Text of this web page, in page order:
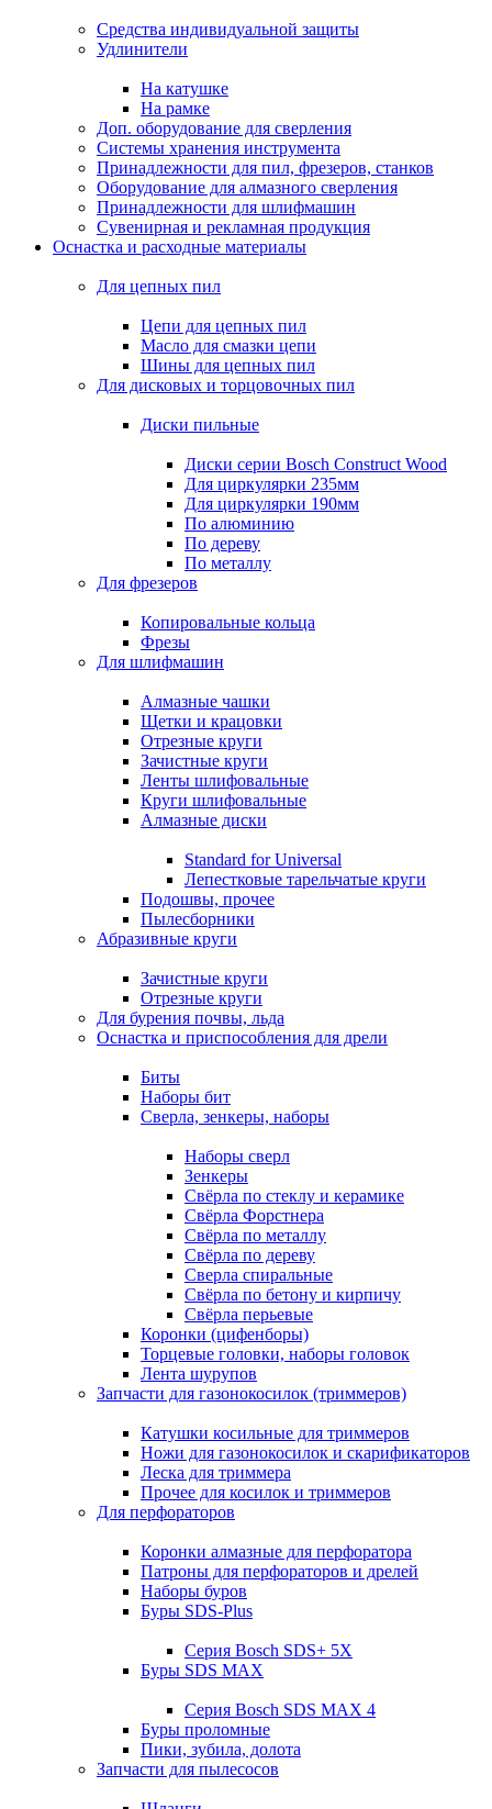
Средства индивидуальной защиты
Удлинители
На катушке
На рамке
Доп. оборудование для сверления
Системы хранения инструмента
Принадлежности для пил, фрезеров, станков
Оборудование для алмазного сверления
Принадлежности для шлифмашин
Сувенирная и рекламная продукция
Оснастка и расходные материалы
Для цепных пил
Цепи для цепных пил
Масло для смазки цепи
Шины для цепных пил
Для дисковых и торцовочных пил
Диски пильные
Диски серии Bosch Construct Wood
Для циркулярки 235мм
Для циркулярки 190мм
По алюминию
По дереву
По металлу
Для фрезеров
Копировальные кольца
Фрезы
Для шлифмашин
Алмазные чашки
Щетки и крацовки
Отрезные круги
Зачистные круги
Ленты шлифовальные
Круги шлифовальные
Алмазные диски
Standard for Universal
Лепестковые тарельчатые круги
Подошвы, прочее
Пылесборники
Абразивные круги
Зачистные круги
Отрезные круги
Для бурения почвы, льда
Оснастка и приспособления для дрели
Биты
Наборы бит
Сверла, зенкеры, наборы
Наборы сверл
Зенкеры
Свёрла по стеклу и керамике
Свёрла Форстнера
Свёрла по металлу
Свёрла по дереву
Сверла спиральные
Свёрла по бетону и кирпичу
Свёрла перьевые
Коронки (цифенборы)
Торцевые головки, наборы головок
Лента шурупов
Запчасти для газонокосилок (триммеров)
Катушки косильные для триммеров
Ножи для газонокосилок и скарификаторов
Леска для триммера
Прочее для косилок и триммеров
Для перфораторов
Коронки алмазные для перфоратора
Патроны для перфораторов и дрелей
Наборы буров
Буры SDS-Plus
Серия Bosch SDS+ 5X
Буры SDS MAX
Серия Bosch SDS MAX 4
Буры проломные
Пики, зубила, долота
Запчасти для пылесосов